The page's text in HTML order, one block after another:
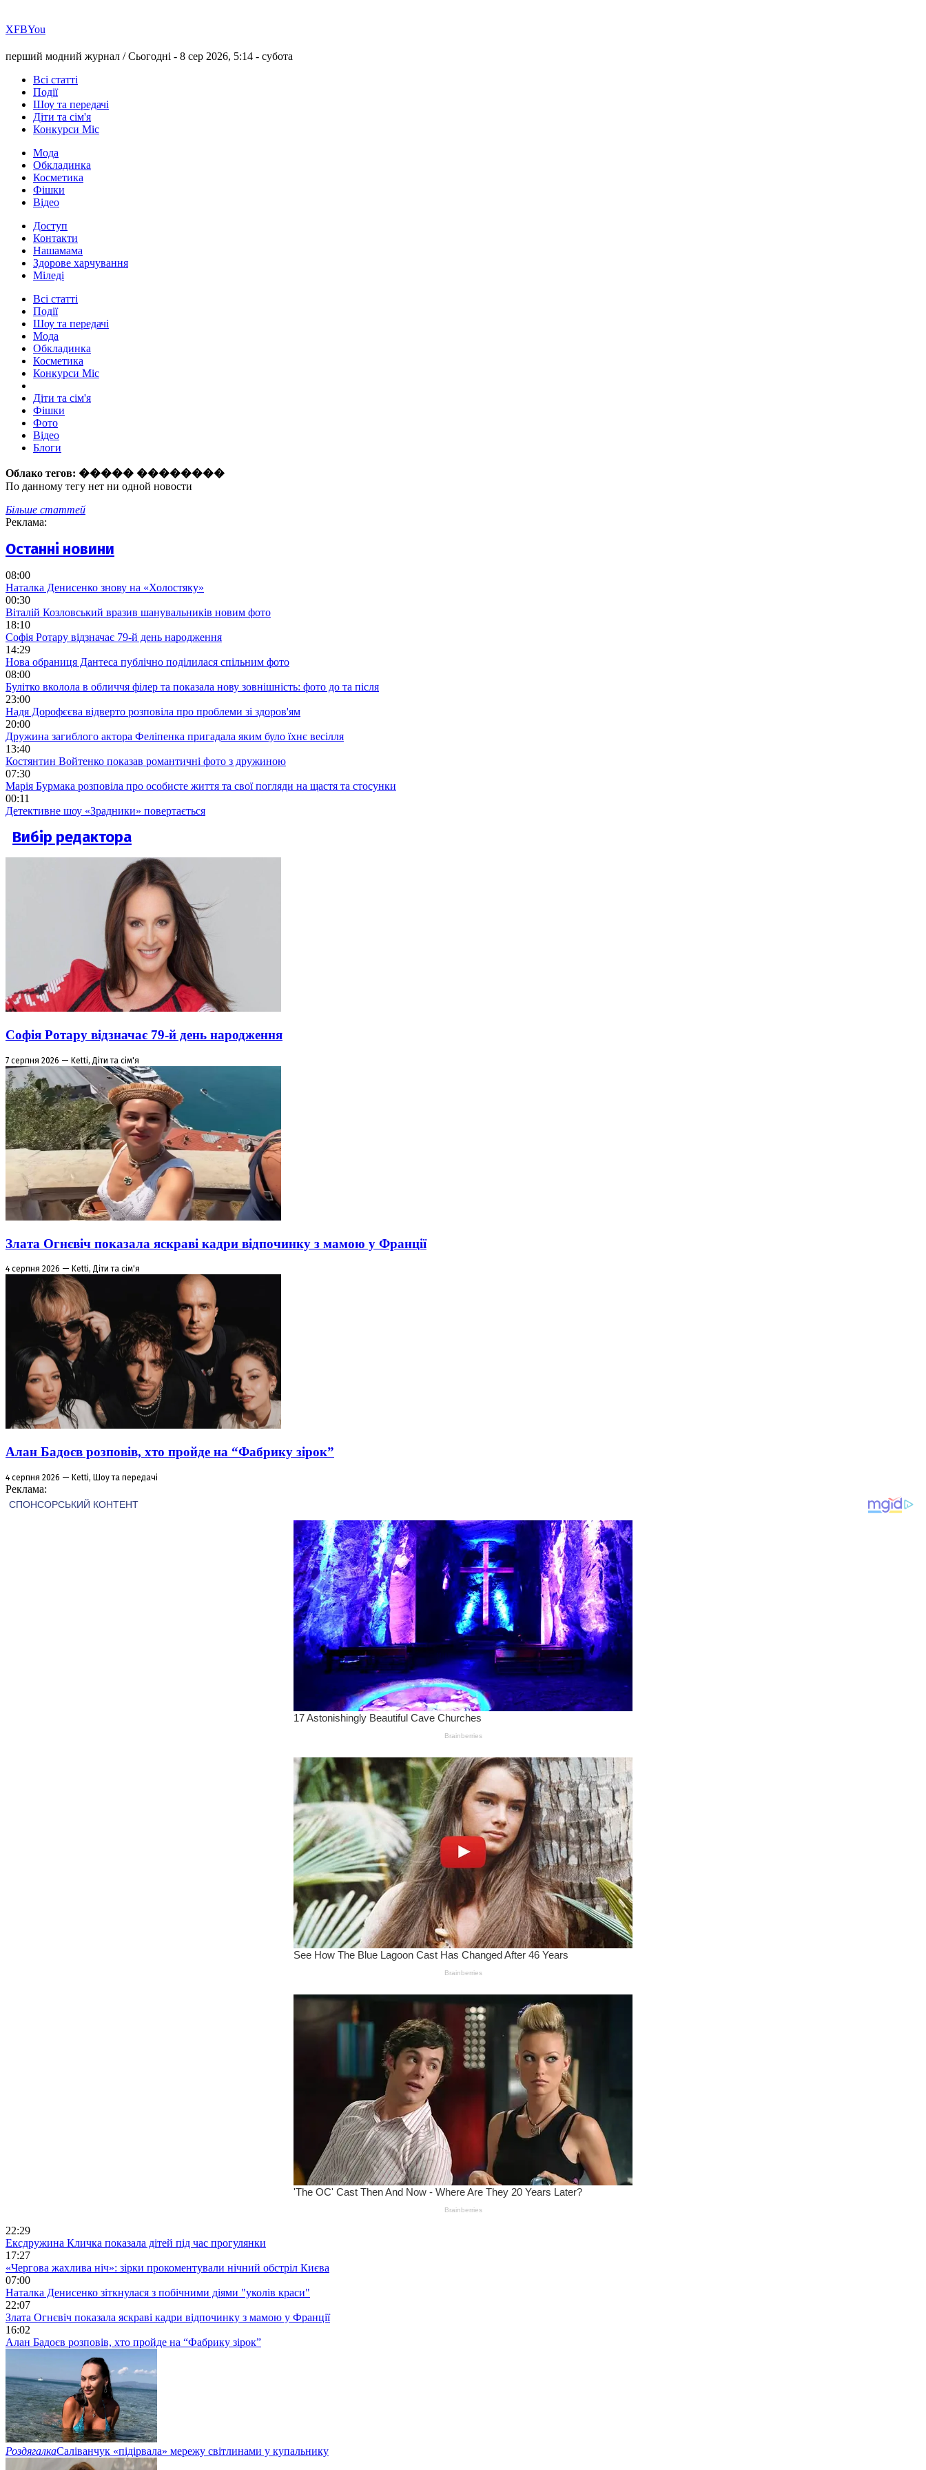
ХFBYou
перший модний журнал /Сьогодні - 8 сер 2026, 5:14 - субота
Всі статті
Події
Шоу та передачі
Діти та сім'я
Конкурси Міс
Мода
Обкладинка
Косметика
Фішки
Відео
Доступ
Контакти
Нашамама
Здорове харчування
Міледі
Всі статті
Події
Шоу та передачі
Мода
Обкладинка
Косметика
Конкурси Міс
Діти та сім'я
Фішки
Фото
Відео
Блоги
Облако тегов: ����� ��������
По данному тегу нет ни одной новости
Більше статтей
Реклама:
Останні новини
08:00
Наталка Денисенко знову на «Холостяку»
00:30
Віталій Козловський вразив шанувальників новим фото
18:10
Софія Ротару відзначає 79-й день народження
14:29
Нова обраниця Дантеса публічно поділилася спільним фото
08:00
Булітко вколола в обличчя філер та показала нову зовнішність: фото до та після
23:00
Надя Дорофєєва відверто розповіла про проблеми зі здоров'ям
20:00
Дружина загиблого актора Феліпенка пригадала яким було їхнє весілля
13:40
Костянтин Войтенко показав романтичні фото з дружиною
07:30
Марія Бурмака розповіла про особисте життя та свої погляди на щастя та стосунки
00:11
Детективне шоу «Зрадники» повертається
Вибір редактора
Софія Ротару відзначає 79-й день народження
7 серпня 2026 — Ketti, Діти та сім'я
Злата Огнєвіч показала яскраві кадри відпочинку з мамою у Франції
4 серпня 2026 — Ketti, Діти та сім'я
Алан Бадоєв розповів, хто пройде на “Фабрику зірок”
4 серпня 2026 — Ketti, Шоу та передачі
Реклама:
22:29
Ексдружина Кличка показала дітей під час прогулянки
17:27
«Чергова жахлива ніч»: зірки прокоментували нічний обстріл Києва
07:00
Наталка Денисенко зіткнулася з побічними діями "уколів краси"
22:07
Злата Огнєвіч показала яскраві кадри відпочинку з мамою у Франції
16:02
Алан Бадоєв розповів, хто пройде на “Фабрику зірок”
РоздягалкаСаліванчук «підірвала» мережу світлинами у купальнику